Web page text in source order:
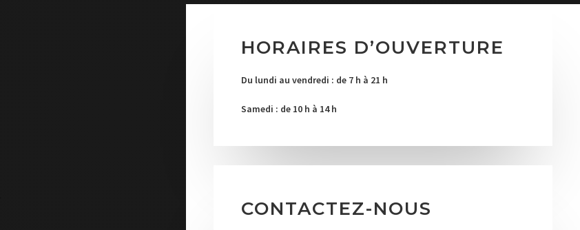
HORAIRES D’OUVERTURE
Du lundi au vendredi : de 7 h à 21 h
Samedi : de 10 h à 14 h
CONTACTEZ-NOUS